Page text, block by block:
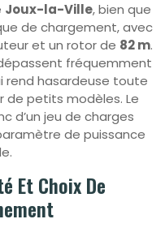
Joux-la-Ville, bien que
de chargement, avec
et un rotor de 82 m.
fréquemment
rend hasardeuse toute
petits modèles. Le
d’un jeu de charges
de puissance
Et Choix De